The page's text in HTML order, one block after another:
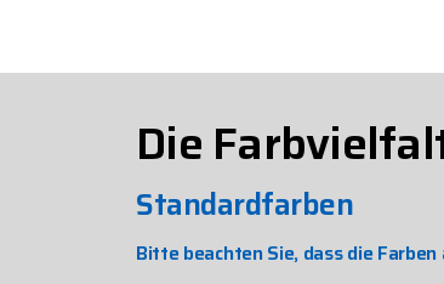
Die
Standardfarben
Bitte beachten Sie, dass die